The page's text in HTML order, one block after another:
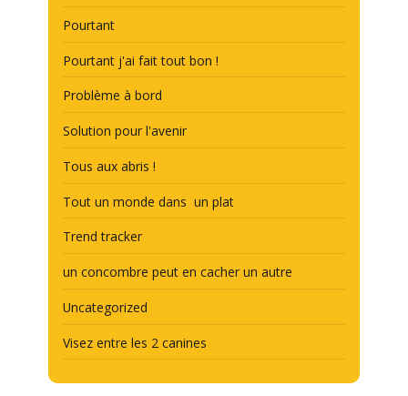
Pourtant
Pourtant j'ai fait tout bon !
Problème à bord
Solution pour l'avenir
Tous aux abris !
Tout un monde dans un plat
Trend tracker
un concombre peut en cacher un autre
Uncategorized
Visez entre les 2 canines